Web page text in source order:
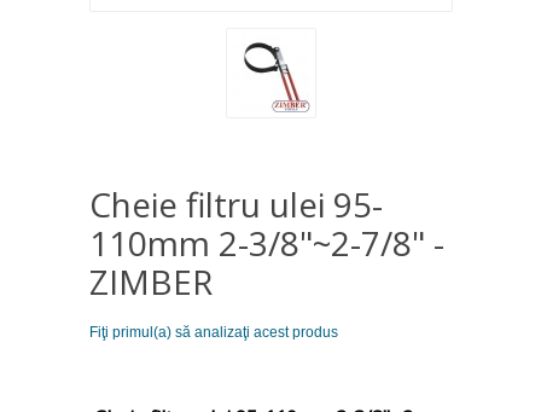
Cheie filtru ulei 95-
110mm 2-3/8"~2-7/8" -
ZIMBER
Fiţi primul(a) să analizaţi acest produs